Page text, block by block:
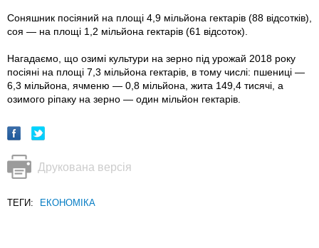
Соняшник посіяний на площі 4,9 мільйона гектарів (88 відсотків),
соя — на площі 1,2 мільйона гектарів (61 відсоток).
Нагадаємо, що озимі культури на зерно під урожай 2018 року
посіяні на площі 7,3 мільйона гектарів, в тому числі: пшениці —
6,3 мільйона, ячменю — 0,8 мільйона, жита 149,4 тисячі, а
озимого ріпаку на зерно — один мільйон гектарів.
Друкована версія
ТЕГИ: ЕКОНОМІКА